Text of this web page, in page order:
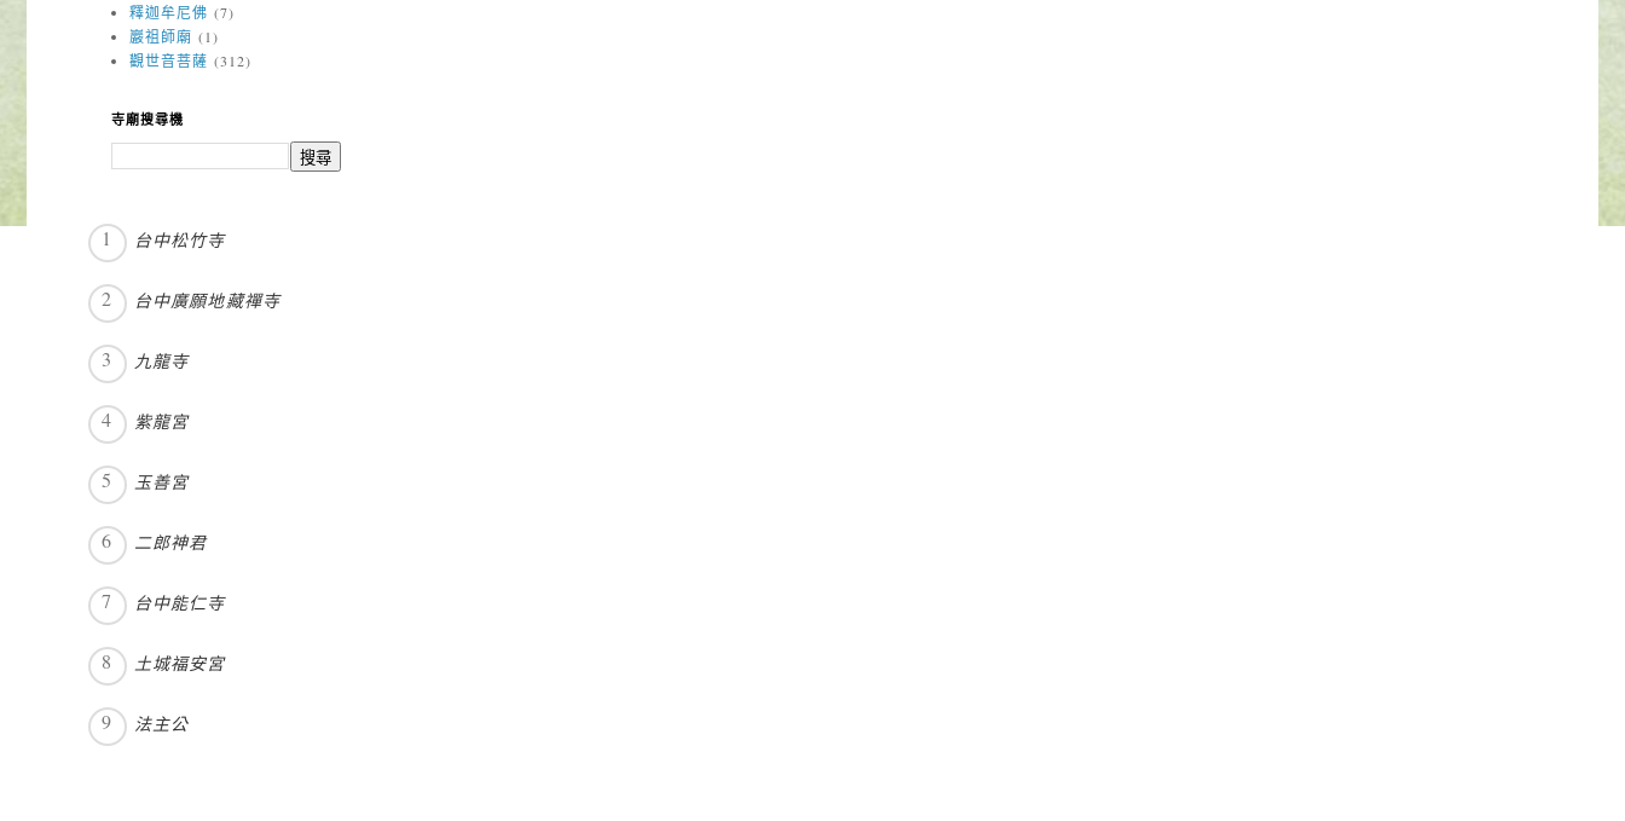
釋迦牟尼佛 (7)
巖祖師廟 (1)
觀世音菩薩 (312)
寺廟搜尋機
台中松竹寺
台中廣願地藏禪寺
九龍寺
紫龍宮
玉善宮
二郎神君
台中能仁寺
土城福安宮
法主公